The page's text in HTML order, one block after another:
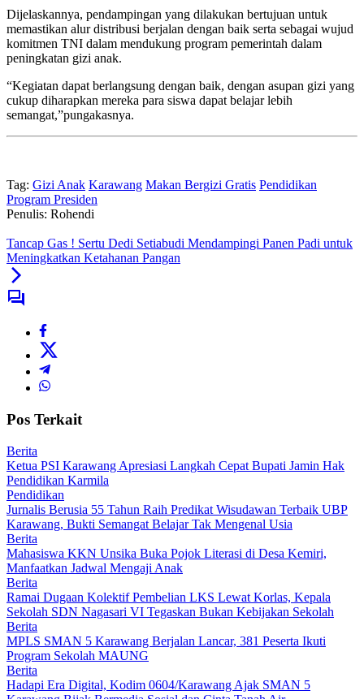
Dijelaskannya, pendampingan yang dilakukan bertujuan untuk
memastikan alur distribusi berjalan dengan baik serta sebagai wujud
komitmen TNI dalam mendukung program pemerintah dalam
peningkatan gizi anak.
“Kegiatan dapat berlangsung dengan baik, dengan asupan gizi yang
cukup diharapkan mereka para siswa dapat belajar lebih
semangat,”pungakasnya.
Tag: Gizi Anak Karawang Makan Bergizi Gratis Pendidikan
Program Presiden
Penulis: Rohendi
Tancap Gas ! Sertu Dedi Setiabudi Mendampingi Panen Padi untuk
Meningkatkan Ketahanan Pangan
Pos Terkait
Berita
Ketua PSI Karawang Apresiasi Langkah Cepat Bupati Jamin Hak
Pendidikan Karmila
Pendidikan
Jurnalis Berusia 55 Tahun Raih Predikat Wisudawan Terbaik UBP
Karawang, Bukti Semangat Belajar Tak Mengenal Usia
Berita
Mahasiswa KKN Unsika Buka Pojok Literasi di Desa Kemiri,
Manfaatkan Jadwal Mengaji Anak
Berita
Ramai Dugaan Kolektif Pembelian LKS Lewat Korlas, Kepala
Sekolah SDN Nagasari VI Tegaskan Bukan Kebijakan Sekolah
Berita
MPLS SMAN 5 Karawang Berjalan Lancar, 381 Peserta Ikuti
Program Sekolah MAUNG
Berita
Hadapi Era Digital, Kodim 0604/Karawang Ajak SMAN 5